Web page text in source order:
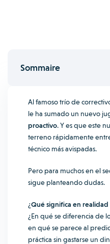
Sommaire
Al famoso trío de
le ha sumado un nuevo
proactivo. Y es que este
terreno rápidamente
técnico más avispadas.
Pero para muchos en el
sigue planteando dudas.
¿Qué significa en
¿En qué se diferencia de
en qué se parece al
práctica sin gastarse un